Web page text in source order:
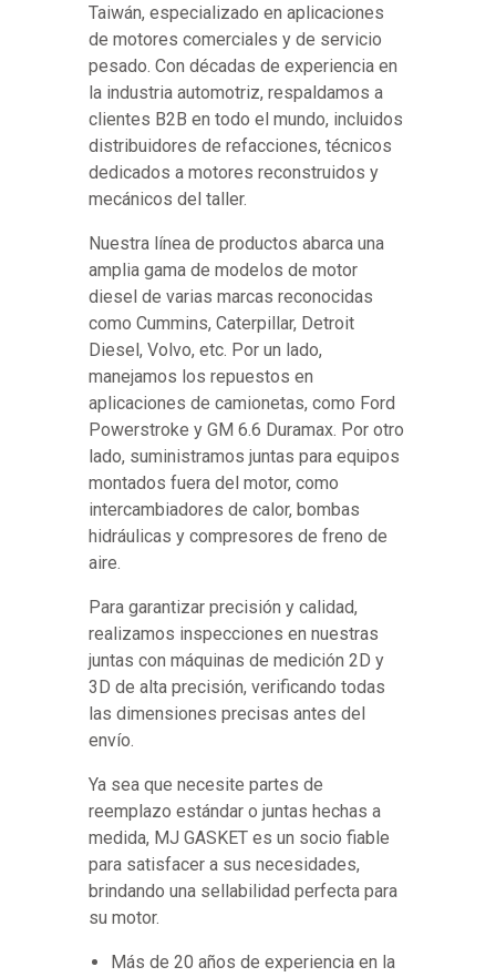
Taiwán, especializado en aplicaciones
de motores comerciales y de servicio
pesado. Con décadas de experiencia en
la industria automotriz, respaldamos a
clientes B2B en todo el mundo, incluidos
distribuidores de refacciones, técnicos
dedicados a motores reconstruidos y
mecánicos del taller.
Nuestra línea de productos abarca una
amplia gama de modelos de motor
diesel de varias marcas reconocidas
como Cummins, Caterpillar, Detroit
Diesel, Volvo, etc. Por un lado,
manejamos los repuestos en
aplicaciones de camionetas, como Ford
Powerstroke y GM 6.6 Duramax. Por otro
lado, suministramos juntas para equipos
montados fuera del motor, como
intercambiadores de calor, bombas
hidráulicas y compresores de freno de
aire.
Para garantizar precisión y calidad,
realizamos inspecciones en nuestras
juntas con máquinas de medición 2D y
3D de alta precisión, verificando todas
las dimensiones precisas antes del
envío.
Ya sea que necesite partes de
reemplazo estándar o juntas hechas a
medida, MJ GASKET es un socio fiable
para satisfacer a sus necesidades,
brindando una sellabilidad perfecta para
su motor.
Más de 20 años de experiencia en la